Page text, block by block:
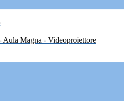
Aula Magna - Videoproiettore